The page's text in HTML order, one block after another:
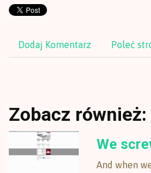
Dodaj Komentarz Poleć
Zobacz również:
We
And when